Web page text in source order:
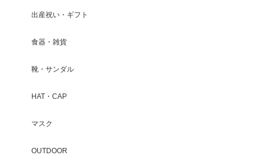
出産祝い・ギフト
食器・雑貨
靴・サンダル
HAT・CAP
マスク
OUTDOOR